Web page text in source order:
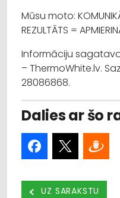
Mūsu moto:
REZULTĀTS =
Informāciju
– ThermoWhite.lv.
28086868.
Dalies ar šo
UZ SARAKSTU